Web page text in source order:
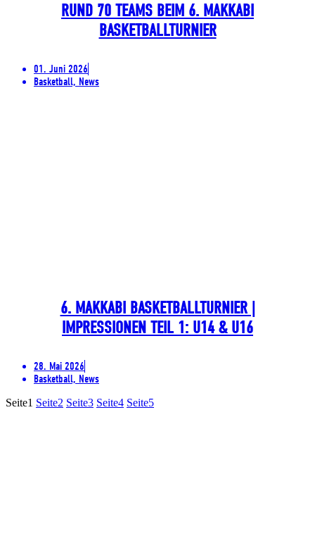
RUND 70 TEAMS BEIM 6. MAKKABI
BASKETBALLTURNIER
01. Juni 2026
Basketball, News
6. MAKKABI BASKETBALLTURNIER |
IMPRESSIONEN TEIL 1: U14 & U16
28. Mai 2026
Basketball, News
Seite1 Seite2 Seite3 Seite4 Seite5